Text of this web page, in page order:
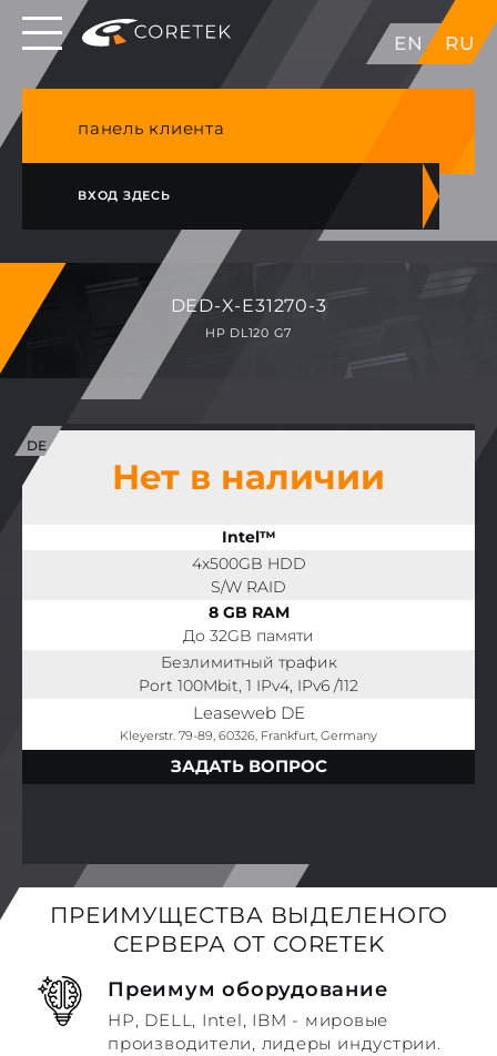
EN RU
Выделенные серверы в ЕС, Японии, ГК, США
NVME VPS & cPanel премиум хостинг в
панель клиента
ВХОД ЗДЕСЬ
DED-X-E31270-3
HP DL120 G7
Нет в наличии
Intel™
4x500GB HDD
S/W RAID
8 GB RAM
До 32GB памяти
Безлимитный трафик
Port 100Mbit, 1 IPv4, IPv6 /112
Leaseweb DE
Kleyerstr. 79-89, 60326, Frankfurt, Germany
ЗАДАТЬ ВОПРОС
ПРЕИМУЩЕСТВА ВЫДЕЛЕНОГО
СЕРВЕРА ОТ CORETEK
Преимум оборудование
HP, DELL, Intel, IBM - мировые
производители, лидеры индустрии.